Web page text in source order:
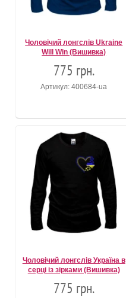
Чоловічий лонгслів Ukraine
Will Win (Вишивка)
775 грн.
Артикул: 400684-ua
Чоловічий лонгслів Україна в
серці із зірками (Вишивка)
775 грн.